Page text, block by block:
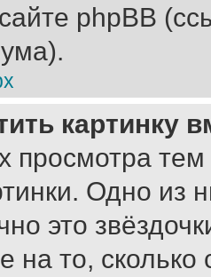
phpBB
картинку
просмотра
Одно из
это
на то,